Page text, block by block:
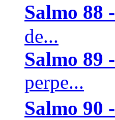
Salmo 88 -
de...
Salmo 89 -
perpe...
Salmo 90 -